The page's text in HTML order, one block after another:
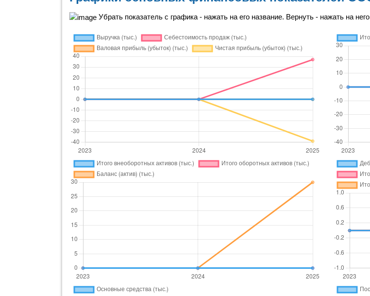
Убрать показатель с графика - нажать на его название. Вернуть - нажать на